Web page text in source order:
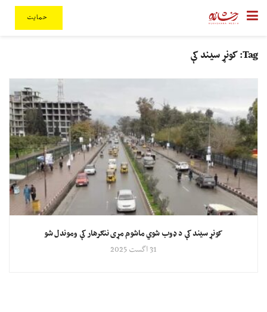
حمایت
Tag: کونړ سیند کې
کونړ سیند کې د ډوب شوي ماشوم مړی ننګرهار کې وموندل شو
31 اگست 2025